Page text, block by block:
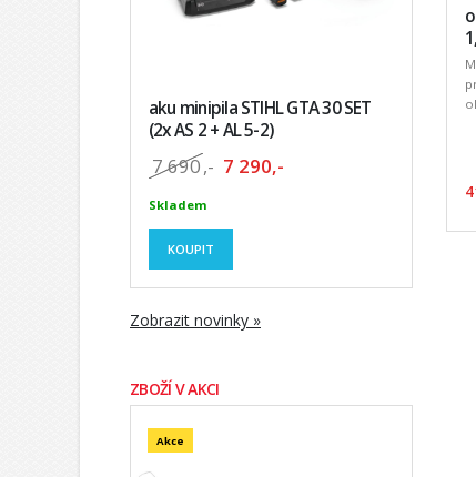
aku minipila STIHL GTA 30 SET
(2x AS 2 + AL 5-2)
7 690,- 7 290,-
Skladem
KOUPIT
Zobrazit novinky »
ZBOŽÍ V AKCI
Akce